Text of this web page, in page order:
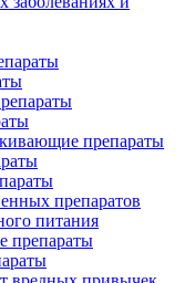
препараты
препаратов
питания
препараты